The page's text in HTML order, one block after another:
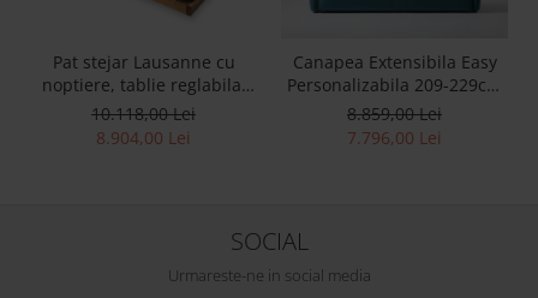
Pat stejar Lausanne cu
noptiere, tablie reglabila,
lemn masiv, stil
contemporan,
10.118,00 Lei
8.904,00 Lei
Canapea Extensibila Easy
Personalizabila 209-229cm
Stil Contemporan Tapiterie
Stofa
8.859,00 Lei
7.796,00 Lei
SOCIAL
Urmareste-ne in social media